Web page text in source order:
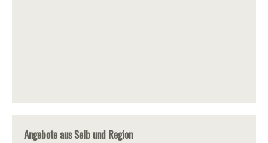
Angebote aus Selb und Region